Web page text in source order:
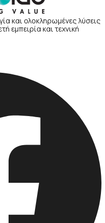
και ολοκληρωμένες λύσεις
εμπειρία και τεχνική